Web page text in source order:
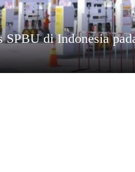
SPBU di Indonesia